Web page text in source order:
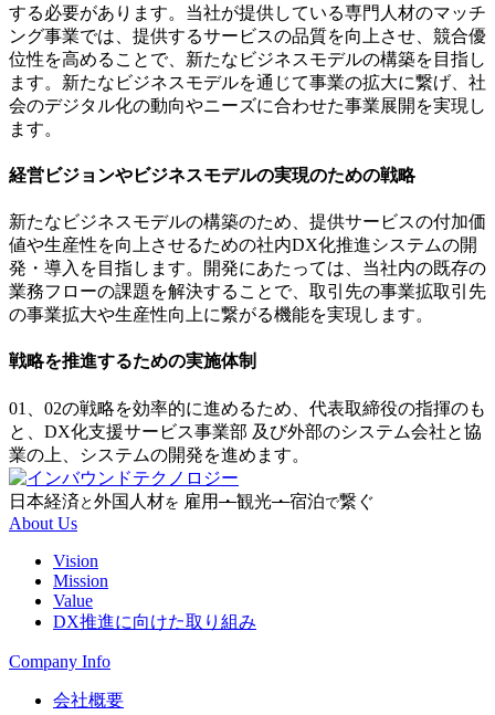
する必要があります。当社が提供している専門人材のマッチ
ング事業では、提供するサービスの品質を向上させ、競合優
位性を高めることで、新たなビジネスモデルの構築を目指し
ます。新たなビジネスモデルを通じて事業の拡大に繋げ、社
会のデジタル化の動向やニーズに合わせた事業展開を実現し
ます。
経営ビジョンやビジネスモデルの実現のための戦略
新たなビジネスモデルの構築のため、提供サービスの付加価
値や生産性を向上させるための社内DX化推進システムの開
発・導入を目指します。開発にあたっては、当社内の既存の
業務フローの課題を解決することで、取引先の事業拡取引先
の事業拡大や生産性向上に繋がる機能を実現します。
戦略を推進するための実施体制
01、02の戦略を効率的に進めるため、代表取締役の指揮のも
と、DX化支援サービス事業部 及び外部のシステム会社と協
業の上、システムの開発を進めます。
日本経済 と 外国人材を 雇用・観光・宿泊で繋ぐ
About Us
Vision
Mission
Value
DX推進に向けた取り組み
Company Info
会社概要